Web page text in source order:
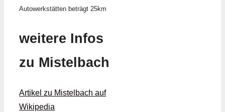
Autowerkstätten beträgt 25km
weitere Infos
zu Mistelbach
Artikel zu Mistelbach auf
Wikipedia